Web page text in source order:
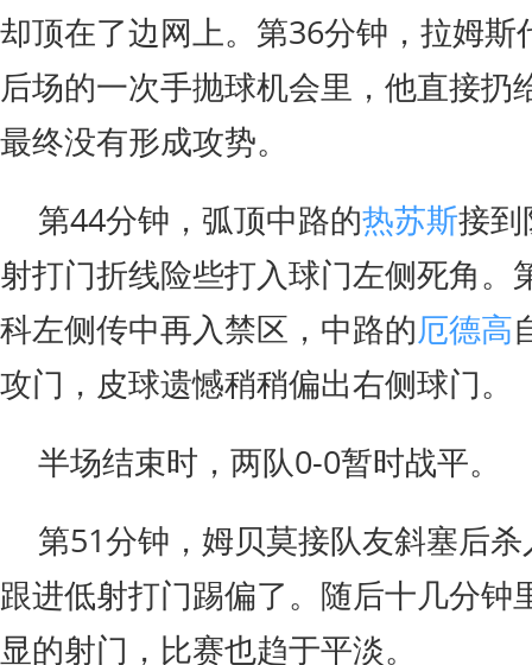
却顶在了边网上。第36分钟，拉姆斯
后场的一次手抛球机会里，他直接扔
最终没有形成攻势。
第44分钟，弧顶中路的热苏斯接到
射打门折线险些打入球门左侧死角。
科左侧传中再入禁区，中路的厄德高
攻门，皮球遗憾稍稍偏出右侧球门。
半场结束时，两队0-0暂时战平。
第51分钟，姆贝莫接队友斜塞后
跟进低射打门踢偏了。随后十几分钟
显的射门，比赛也趋于平淡。